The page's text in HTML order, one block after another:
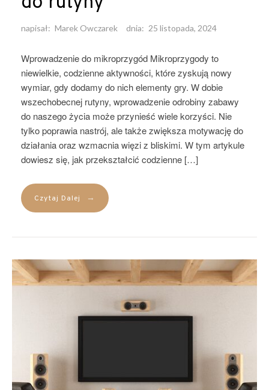
napisał: Marek Owczarek dnia: 25 listopada, 2024
Wprowadzenie do mikroprzygód Mikroprzygody to
niewielkie, codzienne aktywności, które zyskują nowy
wymiar, gdy dodamy do nich elementy gry. W dobie
wszechobecnej rutyny, wprowadzenie odrobiny zabawy
do naszego życia może przynieść wiele korzyści. Nie
tylko poprawia nastrój, ale także zwiększa motywację do
działania oraz wzmacnia więzi z bliskimi. W tym artykule
dowiesz się, jak przekształcić codzienne […]
Czytaj Dalej →